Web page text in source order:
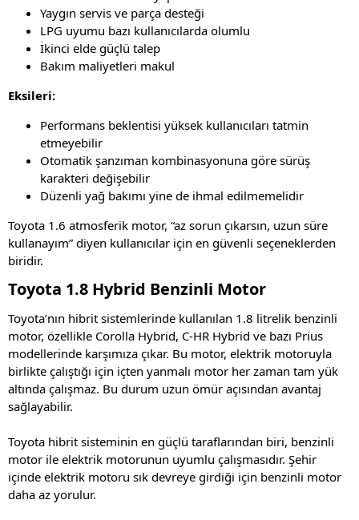
Yaygın servis ve parça desteği
LPG uyumu bazı kullanıcılarda olumlu
İkinci elde güçlü talep
Bakım maliyetleri makul
Eksileri:
Performans beklentisi yüksek kullanıcıları tatmin
etmeyebilir
Otomatik şanzıman kombinasyonuna göre sürüş
karakteri değişebilir
Düzenli yağ bakımı yine de ihmal edilmemelidir
Toyota 1.6 atmosferik motor, “az sorun çıkarsın, uzun süre
kullanayım” diyen kullanıcılar için en güvenli seçeneklerden
biridir.
Toyota 1.8 Hybrid Benzinli Motor
Toyota’nın hibrit sistemlerinde kullanılan 1.8 litrelik benzinli
motor, özellikle Corolla Hybrid, C-HR Hybrid ve bazı Prius
modellerinde karşımıza çıkar. Bu motor, elektrik motoruyla
birlikte çalıştığı için içten yanmalı motor her zaman tam yük
altında çalışmaz. Bu durum uzun ömür açısından avantaj
sağlayabilir.
Toyota hibrit sisteminin en güçlü taraflarından biri, benzinli
motor ile elektrik motorunun uyumlu çalışmasıdır. Şehir
içinde elektrik motoru sık devreye girdiği için benzinli motor
daha az yorulur.